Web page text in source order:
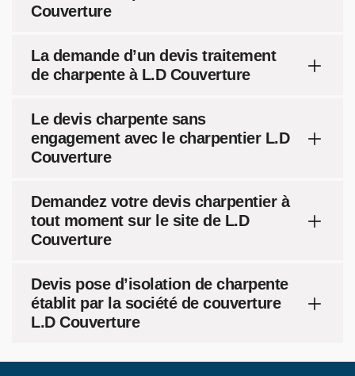
Couverture
La demande d’un devis traitement
de charpente à L.D Couverture
Le devis charpente sans
engagement avec le charpentier L.D
Couverture
Demandez votre devis charpentier à
tout moment sur le site de L.D
Couverture
Devis pose d’isolation de charpente
établit par la société de couverture
L.D Couverture